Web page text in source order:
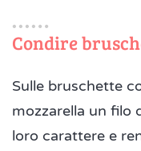
Condire
Sulle bruschette
mozzarella un filo
loro carattere e